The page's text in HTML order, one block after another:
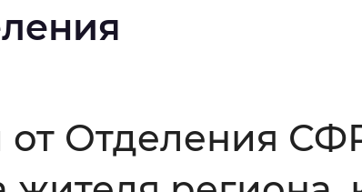
Увеличенный
Отделения